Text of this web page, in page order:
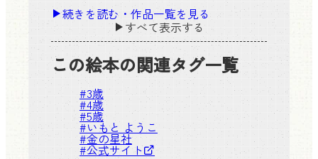
続きを読む・作品一覧を見る
すべて表示する
この絵本の関連タグ一覧
#3歳
#4歳
#5歳
#いもと ようこ
#金の星社
#公式サイト